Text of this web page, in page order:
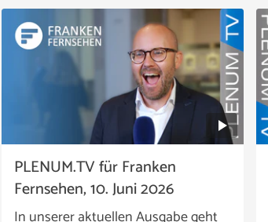
PLENUM.TV für Franken
Fernsehen, 10. Juni 2026
In unserer aktuellen Ausgabe geht